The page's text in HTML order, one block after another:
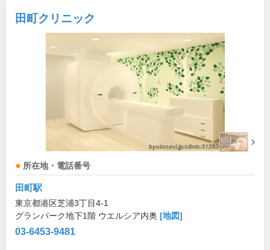
田町クリニック
所在地・電話番号
田町駅
東京都港区芝浦3丁目4-1
グランパーク地下1階 ウエルシア内奥 [地図]
03-6453-9481